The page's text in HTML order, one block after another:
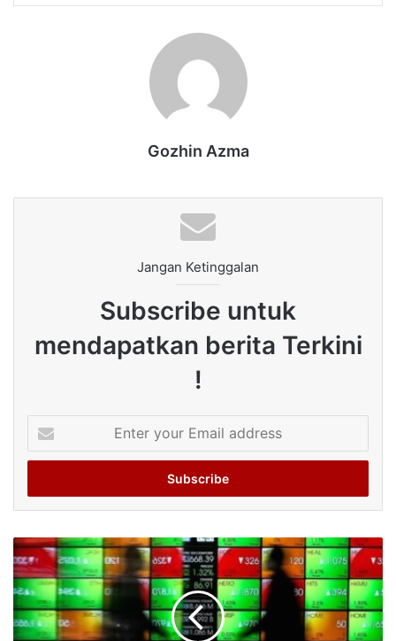
Gozhin Azma
Jangan Ketinggalan
Subscribe untuk
mendapatkan berita Terkini
!
your
Email